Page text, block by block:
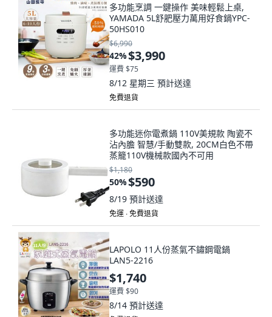
多功能烹調 一鍵操作 美味輕鬆上桌,
YAMADA 5L舒肥壓力萬用好食鍋YPC-
50HS010
$6,990
42%$3,990
運費 $75
8/12 星期三 預計送達
免費退貨
多功能迷你電煮鍋 110V美規款 陶瓷不
沾內膽 智慧/手動雙款, 20CM白色不帶
蒸籠110V機械款國內不可用
$1,180
50%$590
8/19 預計送達
免運 ∙ 免費退貨
LAPOLO 11人份蒸氣不鏽鋼電鍋
LAN5-2216
$1,740
運費 $90
8/14 預計送達